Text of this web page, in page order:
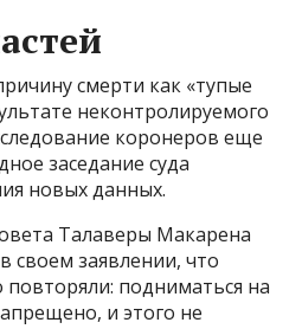
смерти как «тупые
неконтролируемого
коронеров еще
заседание суда
новых данных.
Талаверы Макарена
своем заявлении, что
подниматься на
и этого не